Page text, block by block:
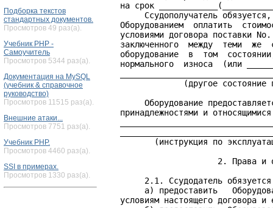
Подборка текстов
стандартных документов.
Просмотров 49 раз(а).
Учебник PHP -
Самоучитель
Просмотров 5344 раз(а).
Документация на MySQL
(учебник & справочное
руководство)
Просмотров 11515 раз(а).
Внешние атаки...
Просмотров 7751 раз(а).
Учебник PHP.
Просмотров 4460 раз(а).
SSI в примерах.
Просмотров 1330 раз(а).